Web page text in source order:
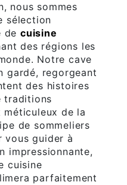
nous sommes
sélection
decuisine
des régions les
Notre cave
gardé, regorgeant
des histoires
traditions
de la
de sommeliers
vous guider à
impressionnante,
cuisine
parfaitement